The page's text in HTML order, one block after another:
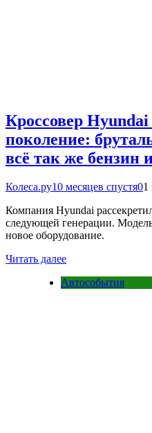
Кроссовер
поколение:
всё так же бензин
Колеса.ру10 месяцев спустя01
Компания Hyundai
следующей генерации.
новое оборудование.
Читать далее
Автособытия